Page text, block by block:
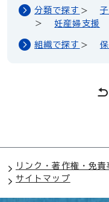
分類で探す
妊産婦支援
組織で探す
リンク・著作権・免責
サイトマップ